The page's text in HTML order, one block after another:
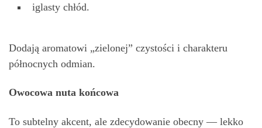
iglasty chłód.
Dodają aromatowi „zielonej” czystości i charakteru
północnych odmian.
Owocowa nuta końcowa
To subtelny akcent, ale zdecydowanie obecny — lekko